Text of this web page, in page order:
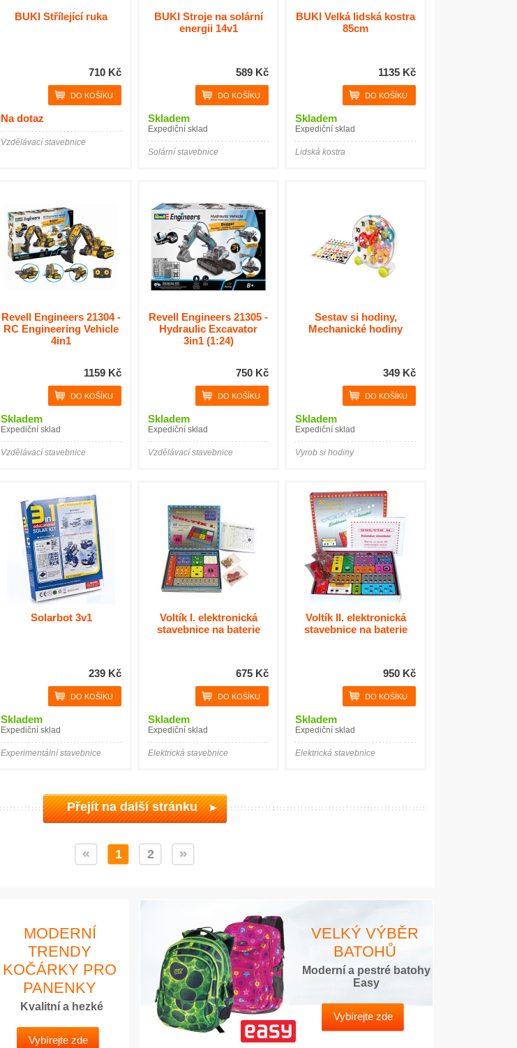
BUKI Střílející ruka
710 Kč
Na dotaz
Vzdělávací stavebnice
BUKI Stroje na solární
energii 14v1
589 Kč
Skladem
Expediční sklad
Solární stavebnice
BUKI Velká lidská kostra
85cm
1135 Kč
Skladem
Expediční sklad
Lidská kostra
Revell Engineers 21304 -
RC Engineering Vehicle
4in1
1159 Kč
Skladem
Expediční sklad
Vzdělávací stavebnice
Revell Engineers 21305 -
Hydraulic Excavator
3in1 (1:24)
750 Kč
Skladem
Expediční sklad
Vzdělávací stavebnice
Sestav si hodiny,
Mechanické hodiny
349 Kč
Skladem
Expediční sklad
Vyrob si hodiny
Solarbot 3v1
239 Kč
Skladem
Expediční sklad
Experimentální stavebnice
Voltík I. elektronická
stavebnice na baterie
675 Kč
Skladem
Expediční sklad
Elektrická stavebnice
Voltík II. elektronická
stavebnice na baterie
950 Kč
Skladem
Expediční sklad
Elektrická stavebnice
Přejít na další stránku
1 2
MODERNÍ
TRENDY
KOČÁRKY PRO
PANENKY
Kvalitní a hezké
Vybírejte zde
VELKÝ VÝBĚR
BATOHŮ
Moderní a pestré batohy
Easy
Vybírejte zde